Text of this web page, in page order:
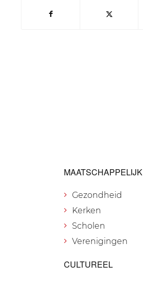
MAATSCHAPPELIJK
Gezondheid
Kerken
Scholen
Verenigingen
CULTUREEL